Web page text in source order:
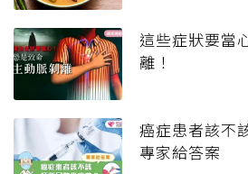
這些症狀要當
離！
癌症患者該不
專家給答案